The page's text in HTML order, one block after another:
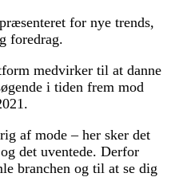
for nye trends,
foredrag.
medvirker til at danne
i tiden frem mod
af mode – her sker det
det uventede. Derfor
branchen og til at se dig